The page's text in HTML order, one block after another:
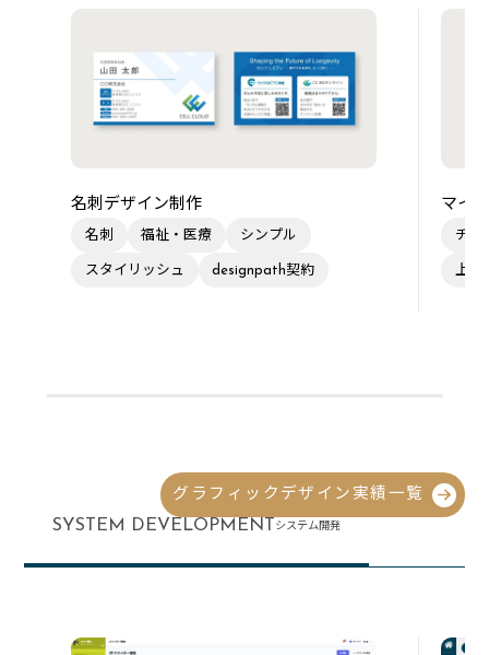
名刺デザイン制作
名刺 福祉・医療 シンプル
スタイリッシュ designpath契約
マイ
チラ
上品
グラフィックデザイン実績一覧
SYSTEM DEVELOPMENT システム開発